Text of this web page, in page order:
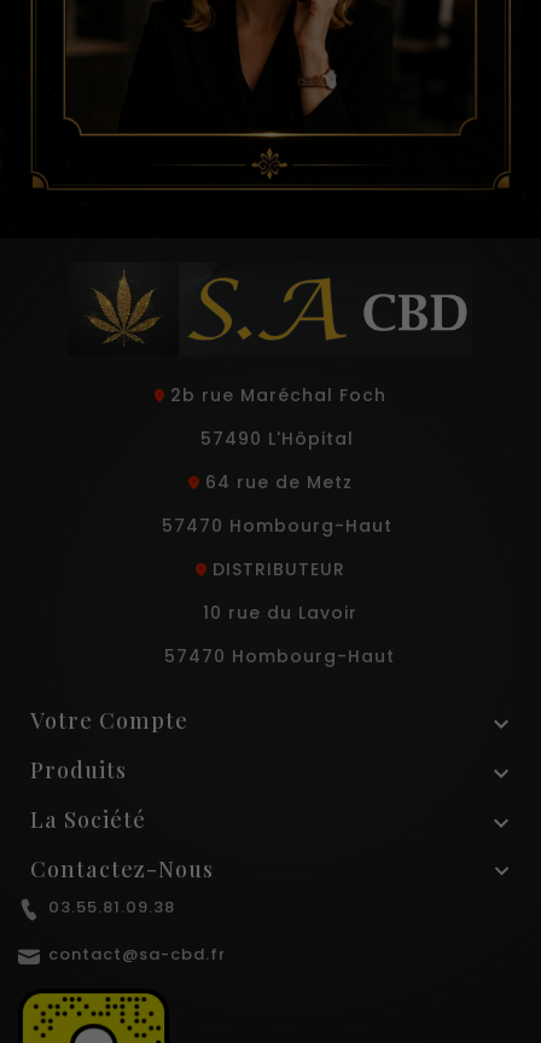
2b rue Maréchal Foch
57490 L'Hôpital
64 rue de Metz
57470 Hombourg-Haut
DISTRIBUTEUR
10 rue du Lavoir
57470 Hombourg-Haut
Votre Compte

Produits

La Société

Contactez-Nous
03.55.81.09.38
contact@sa-cbd.fr